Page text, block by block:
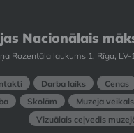
Nacionālais
Rozentāla laukums 1, Rīga,
Darba laiks Cenas
Skolām Muzeja veikals
Vizuālais ceļvedis